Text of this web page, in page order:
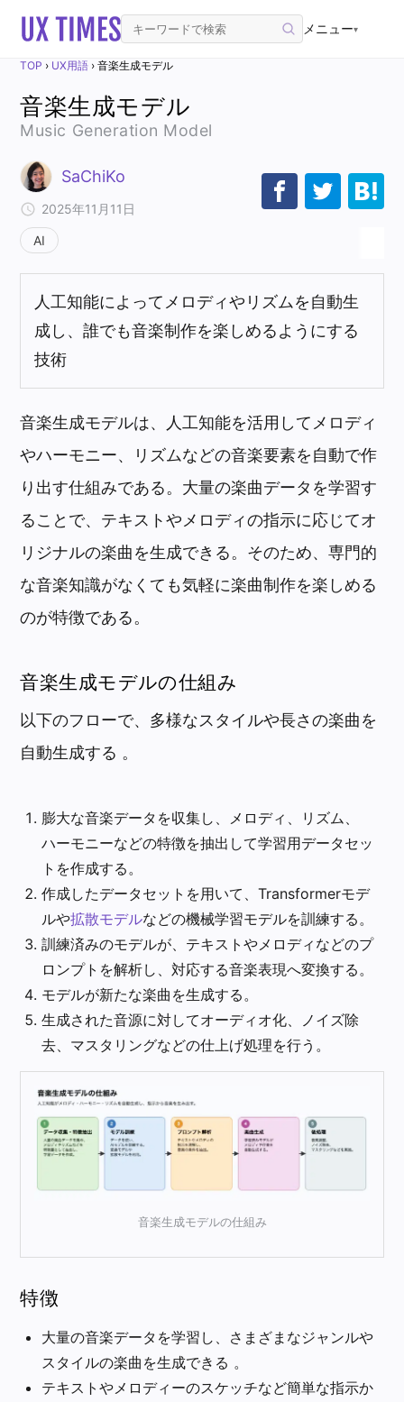
メニュー▾
TOP › UX用語 ›音楽生成モデル
音楽生成モデル
Music Generation Model
SaChiKo
2025年11月11日
AI
人工知能によってメロディやリズムを自動生
成し、誰でも音楽制作を楽しめるようにする
技術
音楽生成モデルは、人工知能を活用してメロディ
やハーモニー、リズムなどの音楽要素を自動で作
り出す仕組みである。大量の楽曲データを学習す
ることで、テキストやメロディの指示に応じてオ
リジナルの楽曲を生成できる。そのため、専門的
な音楽知識がなくても気軽に楽曲制作を楽しめる
のが特徴である。
音楽生成モデルの仕組み
以下のフローで、多様なスタイルや長さの楽曲を
自動生成する 。
膨大な音楽データを収集し、メロディ、リズム、
ハーモニーなどの特徴を抽出して学習用データセッ
トを作成する。
作成したデータセットを用いて、Transformerモデ
ルや拡散モデルなどの機械学習モデルを訓練する。
訓練済みのモデルが、テキストやメロディなどのプ
ロンプトを解析し、対応する音楽表現へ変換する。
モデルが新たな楽曲を生成する。
生成された音源に対してオーディオ化、ノイズ除
去、マスタリングなどの仕上げ処理を行う。
音楽生成モデルの仕組み
特徴
大量の音楽データを学習し、さまざまなジャンルや
スタイルの楽曲を生成できる 。
テキストやメロディーのスケッチなど簡単な指示か